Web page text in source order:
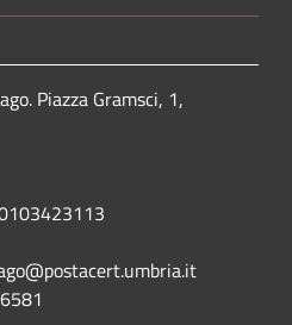
Piazza Gramsci, 1,